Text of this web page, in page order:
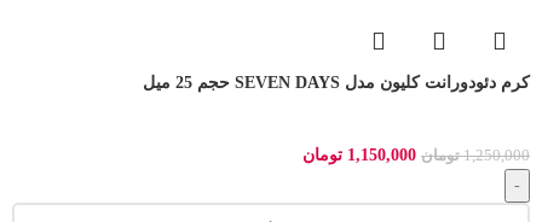
کرم دئودورانت کلیون مدل SEVEN DAYS حجم 25 میل
1,250,000 تومان 1,150,000 تومان